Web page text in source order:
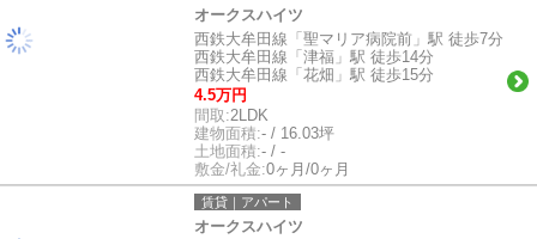
オークスハイツ
西鉄大牟田線「聖マリア病院前」駅 徒歩7分
西鉄大牟田線「津福」駅 徒歩14分
西鉄大牟田線「花畑」駅 徒歩15分
4.5万円
間取:2LDK
建物面積:- / 16.03坪
土地面積:- / -
敷金/礼金:0ヶ月/0ヶ月
賃貸｜アパート
オークスハイツ